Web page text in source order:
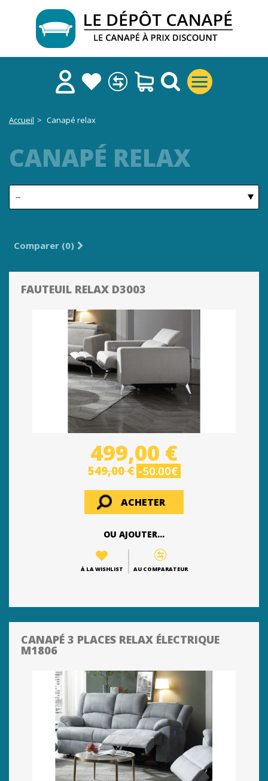
Accueil > Canapé relax
CANAPÉ RELAX
Comparer (0)
FAUTEUIL RELAX D3003
499,00 €
549,00 € -50.00€
ACHETER
OU AJOUTER...
À LA WISHLIST AU COMPARATEUR
CANAPÉ 3 PLACES RELAX ÉLECTRIQUE
M1806